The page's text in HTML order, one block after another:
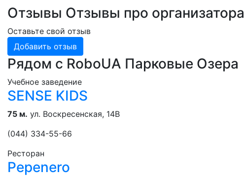
Отзывы Отзывы про организатора
Оставьте свой отзыв
Добавить отзыв
Рядом с RoboUA Парковые Озера
Учебное заведение
SENSE KIDS
75 м. ул. Воскресенская, 14В
(044) 334-55-66
Ресторан
Pepenero